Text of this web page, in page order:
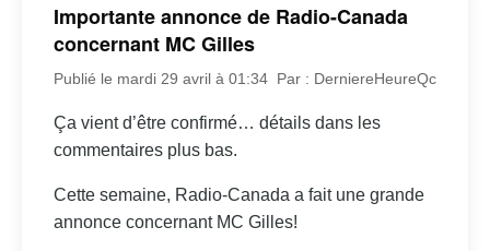
Importante annonce de Radio-Canada
concernant MC Gilles
Publié le mardi 29 avril à 01:34 Par : DerniereHeureQc
Ça vient d’être confirmé… détails dans les
commentaires plus bas.
Cette semaine, Radio-Canada a fait une grande
annonce concernant MC Gilles!